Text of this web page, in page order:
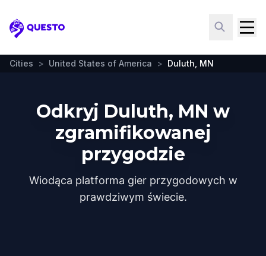
Questo
Cities > United States of America > Duluth, MN
Odkryj Duluth, MN w
zgramifikowanej
przygodzie
Wiodąca platforma gier przygodowych w
prawdziwym świecie.